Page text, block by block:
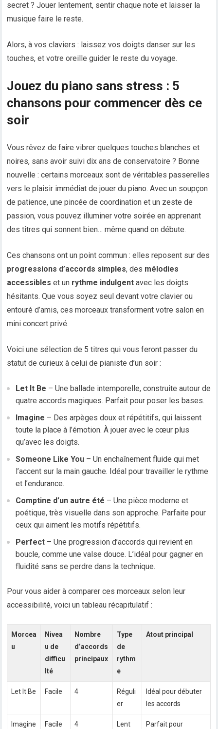
secret ? Jouer lentement, sentir chaque note et laisser la
musique faire le reste.
Alors, à vos claviers : laissez vos doigts danser sur les
touches, et votre oreille guider le reste du voyage.
Jouez du piano sans stress : 5
chansons pour commencer dès ce
soir
Vous rêvez de faire vibrer quelques touches blanches et
noires, sans avoir suivi dix ans de conservatoire ? Bonne
nouvelle : certains morceaux sont de véritables passerelles
vers le plaisir immédiat de jouer du piano. Avec un soupçon
de patience, une pincée de coordination et un zeste de
passion, vous pouvez illuminer votre soirée en apprenant
des titres qui sonnent bien… même quand on débute.
Ces chansons ont un point commun : elles reposent sur des
progressions d’accords simples, des mélodies
accessibles et un rythme indulgent avec les doigts
hésitants. Que vous soyez seul devant votre clavier ou
entouré d’amis, ces morceaux transforment votre salon en
mini concert privé.
Voici une sélection de 5 titres qui vous feront passer du
statut de curieux à celui de pianiste d’un soir :
Let It Be – Une ballade intemporelle, construite autour de
quatre accords magiques. Parfait pour poser les bases.
Imagine – Des arpèges doux et répétitifs, qui laissent
toute la place à l’émotion. À jouer avec le cœur plus
qu’avec les doigts.
Someone Like You – Un enchaînement fluide qui met
l’accent sur la main gauche. Idéal pour travailler le rythme
et l’endurance.
Comptine d’un autre été – Une pièce moderne et
poétique, très visuelle dans son approche. Parfaite pour
ceux qui aiment les motifs répétitifs.
Perfect – Une progression d’accords qui revient en
boucle, comme une valse douce. L’idéal pour gagner en
fluidité sans se perdre dans la technique.
Pour vous aider à comparer ces morceaux selon leur
accessibilité, voici un tableau récapitulatif :
Morcea
u
Nivea
u de
difficu
lté
Nombre
d’accords
principaux
Type
de
rythm
e
Atout principal
Let It Be Facile 4
Réguli
er
Idéal pour débuter
les accords
Imagine Facile 4
Lent
Parfait pour